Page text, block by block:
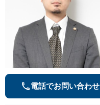
電話でお問い合わせ